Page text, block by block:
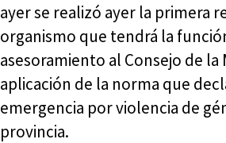
ayer se realizó ayer la primera
organismo que tendrá la
asesoramiento al Consejo de la
aplicación de la norma que
emergencia por violencia de
provincia.